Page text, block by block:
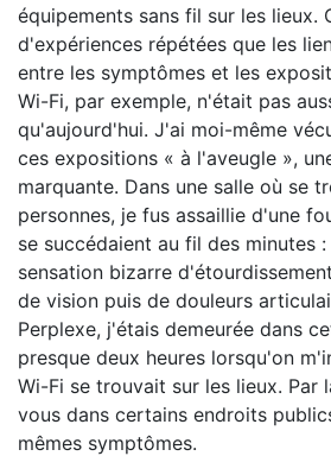
équipements sans fil sur les lieux.
d'expériences répétées que les
entre les symptômes et les
Wi-Fi, par exemple, n'était pas
qu'aujourd'hui. J'ai moi-même
ces expositions « à l'aveugle »,
marquante. Dans une salle où se
personnes, je fus assaillie d'une
se succédaient au fil des minutes
sensation bizarre
de vision puis de douleurs
Perplexe, j'étais demeurée dans
presque deux heures lorsqu'on
Wi-Fi se trouvait sur les lieux. Par
vous dans certains endroits
mêmes symptômes.